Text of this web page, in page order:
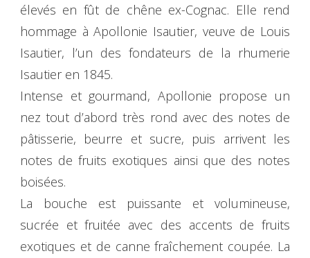
élevés en fût de chêne ex-Cognac. Elle rend
hommage à Apollonie Isautier, veuve de Louis
Isautier, l’un des fondateurs de la rhumerie
Isautier en 1845.
Intense et gourmand, Apollonie propose un
nez tout d’abord très rond avec des notes de
pâtisserie, beurre et sucre, puis arrivent les
notes de fruits exotiques ainsi que des notes
boisées.
La bouche est puissante et volumineuse,
sucrée et fruitée avec des accents de fruits
exotiques et de canne fraîchement coupée. La